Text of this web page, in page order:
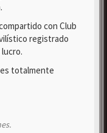
con Club
registrado
totalmente